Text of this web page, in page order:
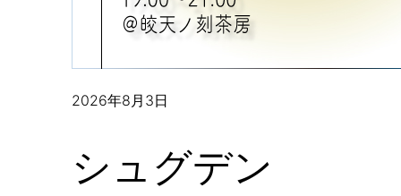
2026年8月3日
シュグデン